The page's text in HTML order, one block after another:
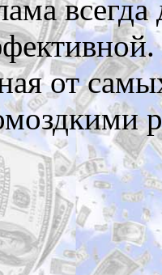
всегда
от